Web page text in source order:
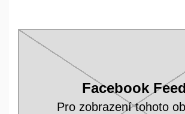
Facebook Feed
Pro zobrazení tohoto